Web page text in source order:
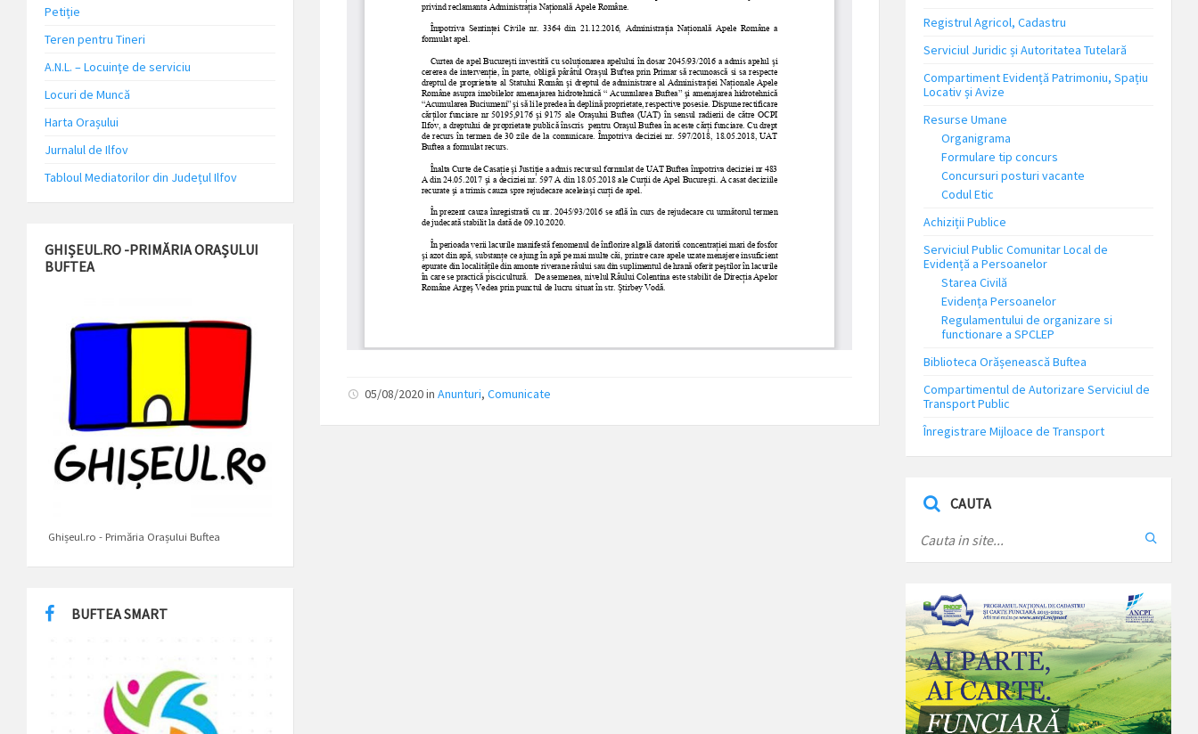
05/08/2020 in Anunturi, Comunicate
Petiție
Teren pentru Tineri
A.N.L. – Locuinţe de serviciu
Locuri de Muncă
Harta Orașului
Jurnalul de Ilfov
Tabloul Mediatorilor din Județul Ilfov
GHIȘEUL.RO -PRIMĂRIA ORAȘULUI
BUFTEA
Ghișeul.ro - Primăria Orașului Buftea
BUFTEA SMART
Registrul Agricol, Cadastru
Serviciul Juridic și Autoritatea Tutelară
Compartiment Evidență Patrimoniu, Spațiu
Locativ și Avize
Resurse Umane
Organigrama
Formulare tip concurs
Concursuri posturi vacante
Codul Etic
Achiziții Publice
Serviciul Public Comunitar Local de
Evidență a Persoanelor
Starea Civilă
Evidența Persoanelor
Regulamentului de organizare si
functionare a SPCLEP
Biblioteca Orășenească Buftea
Compartimentul de Autorizare Serviciul de
Transport Public
Înregistrare Mijloace de Transport
CAUTA